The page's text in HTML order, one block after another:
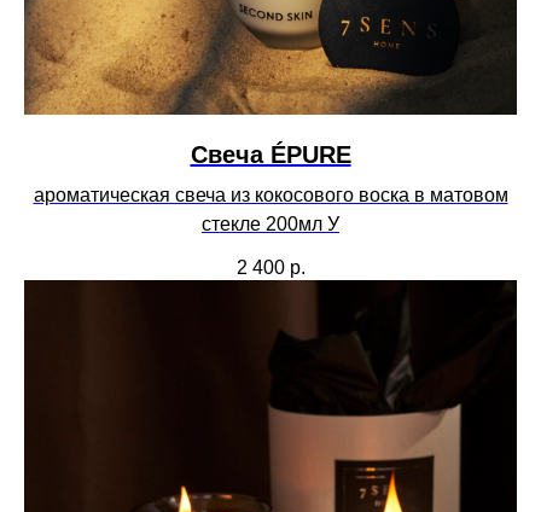
Свеча ÉPURE
ароматическая свеча из кокосового воска в матовом
стекле 200мл У
2 400 р.